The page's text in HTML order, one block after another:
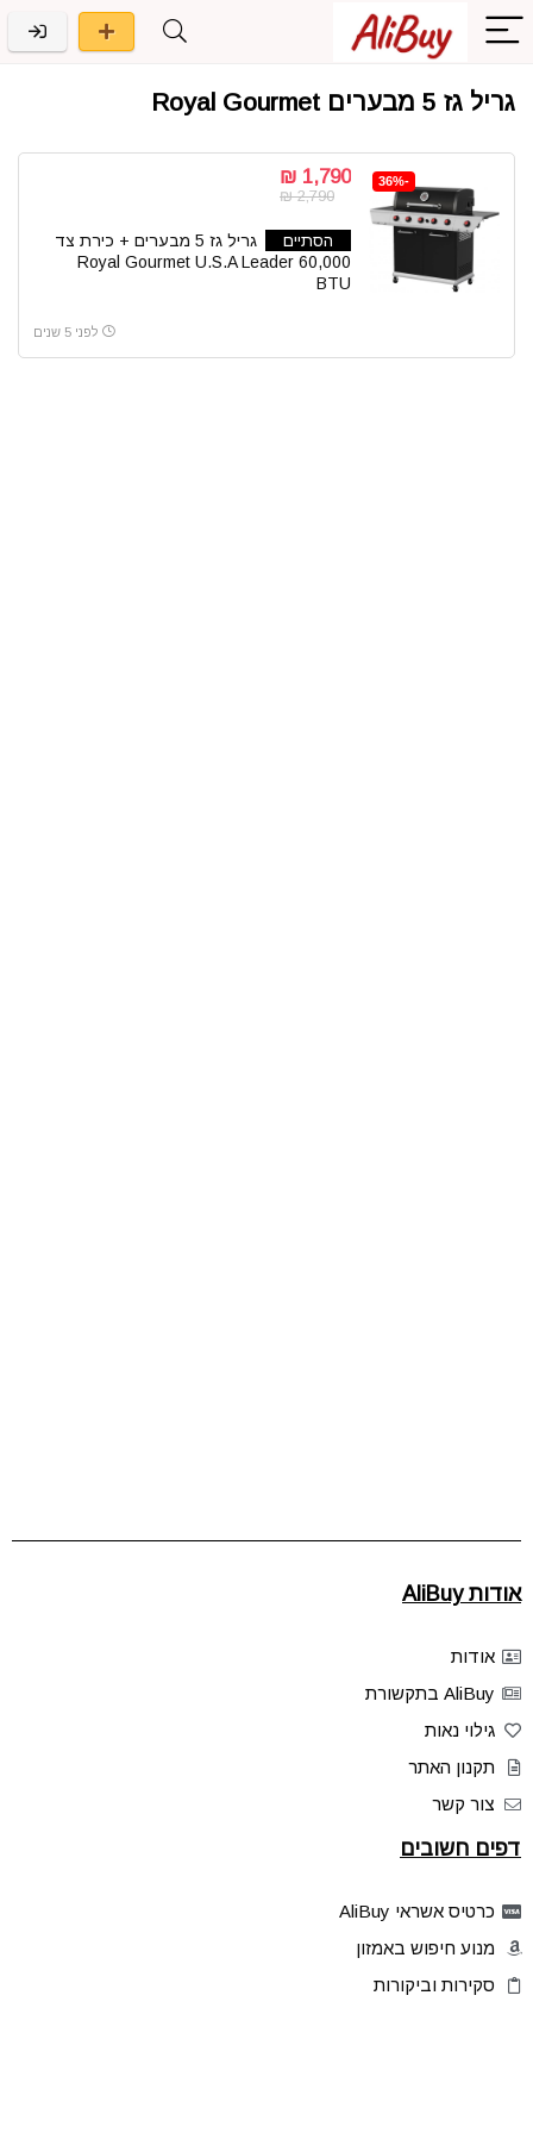
גריל גז 5 מבערים Royal Gourmet
-36%
1,790 ₪
2,790 ₪
הסתיים
גריל גז 5 מבערים + כירת צד
Royal Gourmet U.S.A Leader 60,000
BTU
לפני 5 שנים
אודות AliBuy
אודות
AliBuy בתקשורת
גילוי נאות
תקנון האתר
צור קשר
דפים חשובים
כרטיס אשראי AliBuy
מנוע חיפוש באמזון
סקירות וביקורות